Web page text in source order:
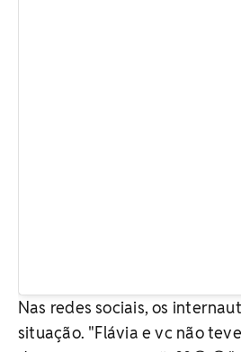
Nas redes sociais, os
situação. "Flávia e vc não